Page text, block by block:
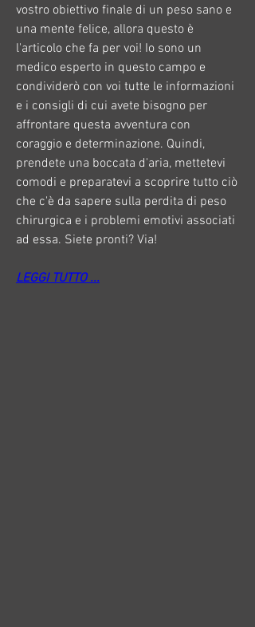
vostro obiettivo finale di un peso sano e
una mente felice, allora questo è
l'articolo che fa per voi! Io sono un
medico esperto in questo campo e
condividerò con voi tutte le informazioni
e i consigli di cui avete bisogno per
affrontare questa avventura con
coraggio e determinazione. Quindi,
prendete una boccata d'aria, mettetevi
comodi e preparatevi a scoprire tutto ciò
che c'è da sapere sulla perdita di peso
chirurgica e i problemi emotivi associati
ad essa. Siete pronti? Via!
LEGGI TUTTO ...